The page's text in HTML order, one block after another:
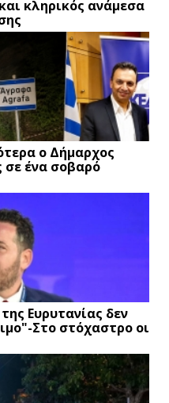
κληρικός ανάμεσα
ο Δήμαρχος
σε ένα σοβαρό
Ευρυτανίας δεν
Στο στόχαστρο οι